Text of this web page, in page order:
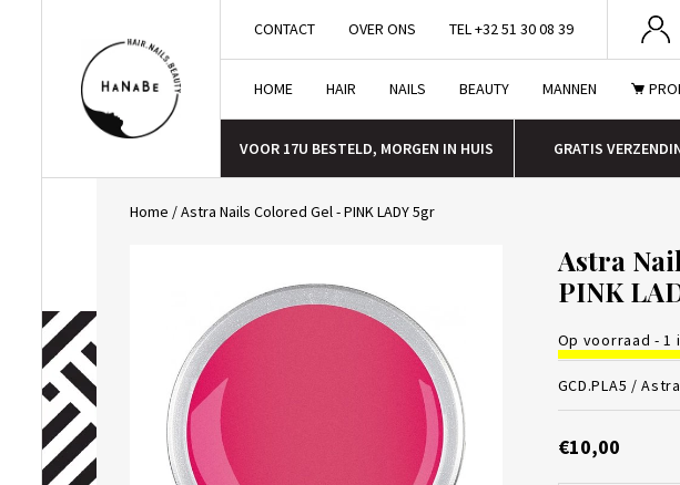
CONTACT OVER ONS TEL +32 51 30 08 39
HOME HAIR NAILS BEAUTY MANNEN
VOOR 17U BESTELD, MORGEN IN HUIS GRATIS
Home /Astra Nails Colored Gel - PINK LADY 5gr
Astra
PINK
Op voorraad - 1
GCD.PLA5 /
€10,00